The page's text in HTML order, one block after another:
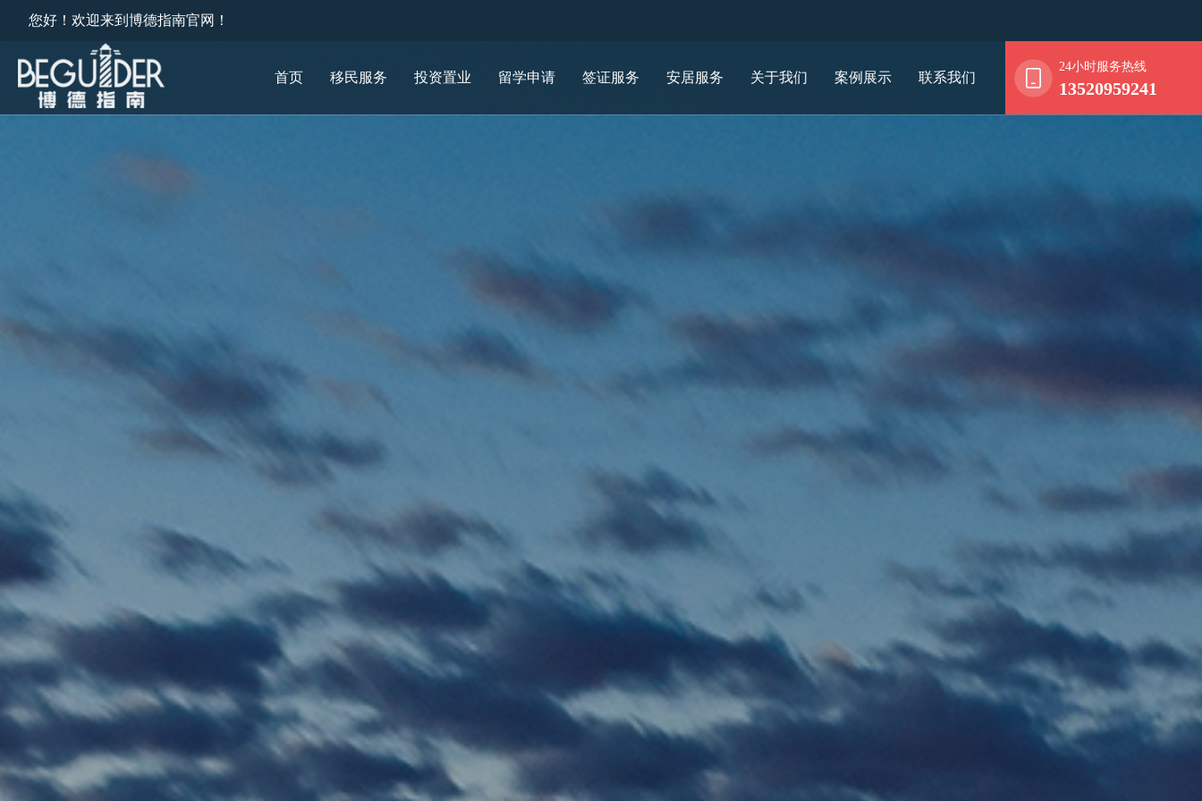
您好！欢迎来到博德指南官网！
首页 移民服务 投资置业 留学申请 签证服务 安居服务 关于我们 案例展示 联系我们
24小时服务热线
13520959241